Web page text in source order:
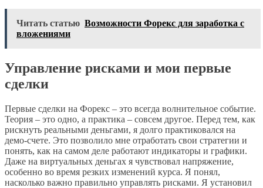
Читать статью Возможности Форекс для заработка с
вложениями
Управление рисками и мои первые
сделки
Первые сделки на Форекс – это всегда волнительное событие.
Теория – это одно, а практика – совсем другое. Перед тем, как
рискнуть реальными деньгами, я долго практиковался на
демо-счете. Это позволило мне отработать свои стратегии и
понять, как на самом деле работают индикаторы и графики.
Даже на виртуальных деньгах я чувствовал напряжение,
особенно во время резких изменений курса. Я понял,
насколько важно правильно управлять рисками. Я установил